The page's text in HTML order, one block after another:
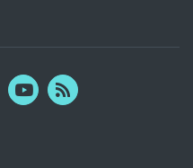
YouTubeRSS